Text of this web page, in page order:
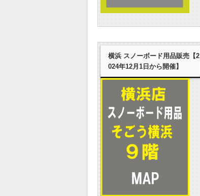
横浜 スノーボード用品販売【2
024年12月1日から開催】